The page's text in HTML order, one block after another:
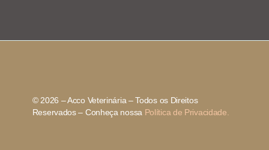
© 2026 – Acco Veterinária – Todos os Direitos
Reservados – Conheça nossa Política de Privacidade.